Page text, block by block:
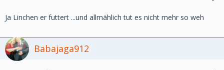
Ja Linchen er futtert ...und allmählich tut es nicht mehr so weh
Babajaga912